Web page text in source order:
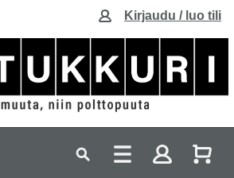
Kirjaudu / luo tili